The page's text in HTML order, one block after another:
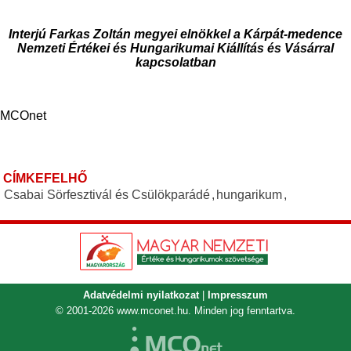
Interjú Farkas Zoltán megyei elnökkel a Kárpát-medence
Nemzeti Értékei és Hungarikumai Kiállítás és Vásárral
kapcsolatban
MCOnet
CÍMKEFELHŐ
Csabai Sörfesztivál és Csülökparádé, hungarikum,
Adatvédelmi nyilatkozat
Impresszum
© 2001-2026 www.mconet.hu . Minden jog fenntartva.